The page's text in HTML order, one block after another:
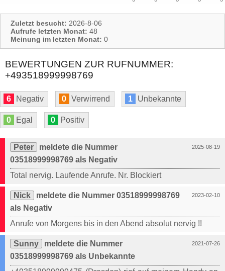
Zuletzt besucht: 2026-8-06
Aufrufe letzten Monat: 48
Meinung im letzten Monat: 0
BEWERTUNGEN ZUR RUFNUMMER:
+493518999998769
6 Negativ 0 Verwirrend 1 Unbekannte
0 Egal 0 Positiv
2025-08-19
Peter
meldete die Nummer
03518999998769 als Negativ
Total nervig. Laufende Anrufe. Nr. Blockiert
2023-02-10
Nick
meldete die Nummer 03518999998769
als Negativ
Anrufe von Morgens bis in den Abend absolut nervig !!
2021-07-26
Sunny
meldete die Nummer
03518999998769 als Unbekannte